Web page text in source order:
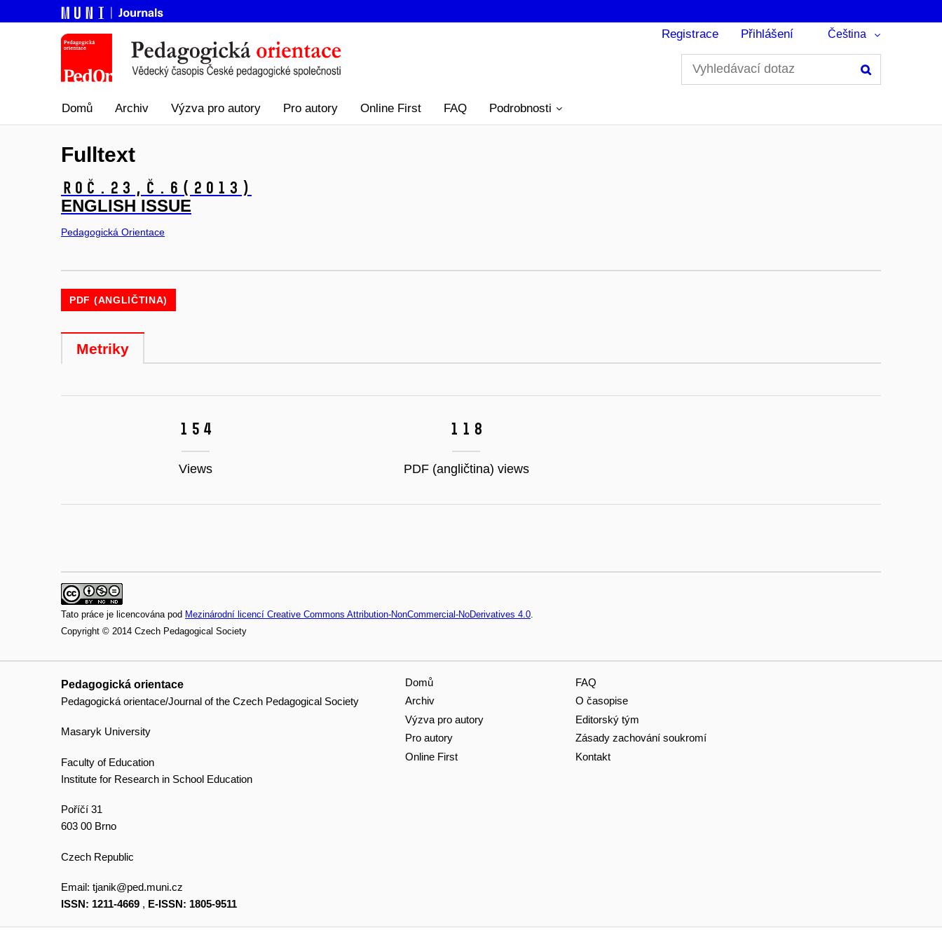
Registrace Přihlášení Čeština
Domů Archiv Výzva pro autory Pro autory Online First FAQ Podrobnosti
Fulltext
Roč.23, č.6 (2013)
ENGLISH ISSUE
Pedagogická Orientace
PDF (ANGLIČTINA)
Metriky
154
Views
118
PDF (angličtina) views
Tato práce je licencována pod Mezinárodní licencí Creative Commons Attribution-NonCommercial-NoDerivatives 4.0.
Copyright © 2014 Czech Pedagogical Society
Pedagogická orientace
Pedagogická orientace/Journal of the Czech Pedagogical Society
Masaryk University
Faculty of Education
Institute for Research in School Education
Poříčí 31
603 00 Brno
Czech Republic
Email: tjanik@ped.muni.cz
ISSN: 1211-4669 , E-ISSN: 1805-9511
Domů
Archiv
Výzva pro autory
Pro autory
Online First
FAQ
O časopise
Editorský tým
Zásady zachování soukromí
Kontakt